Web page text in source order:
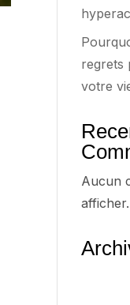
regrets
votre
Aucun
afficher.